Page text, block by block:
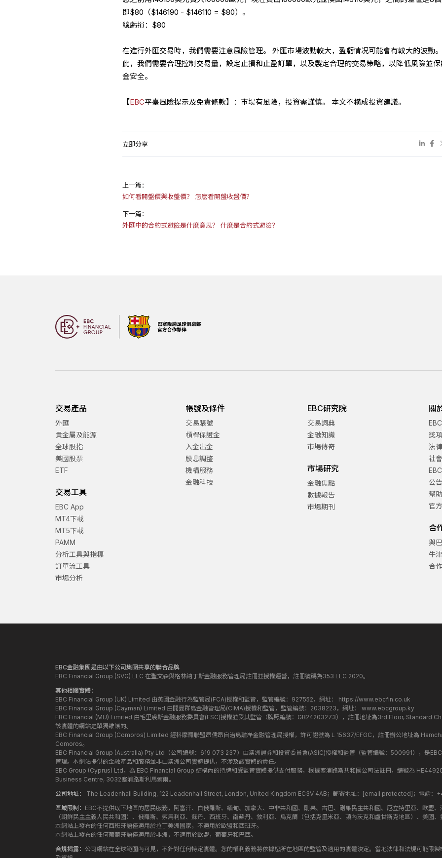
即$80（$146190 - $146110 = $80）。
總虧損：$80
在進行外匯交易時，我們需要注意風險管理。 外匯市場波動較大，盈虧情况可能會有較大的波動
此，我們需要合理控制交易量，設定止損和止盈訂單，以及製定合理的交易策略，以降低風險並
金安全。
【EBC平臺風險提示及免責條款】：市場有風險，投資需謹慎。 本文不構成投資建議。
立即分享
上一篇：
如何看開盤價與收盤價？ 怎麼看開盤收盤價？
下一篇：
外匯中的合約式避險是什麼意思？ 什麼是合約式避險？
交易產品
外匯
貴金屬及能源
全球股指
美國股票
ETF
交易工具
EBC App
MT4下載
MT5下載
PAMM
分析工具與指標
訂單流工具
市場分析
帳號及條件
交易賬號
槓桿保證金
入金出金
股息調整
機構服務
金融科技
EBC研究院
交易詞典
金融知識
市場傳奇
市場研究
金融焦點
數據報告
市場期刊
關
獎
法
社
公
幫
官
合
與
牛
合
EBC金融集團是由以下公司集團共享的聯合品牌
EBC Financial Group (SVG) LLC 在聖文森與格林納丁斯金融服務管理局註冊並授權運營，註冊號碼為353 LLC 2020。
其他相關實體：
EBC Financial Group (UK) Limited 由英國金融行為監管局(FCA)授權和監管，監管編號：927552，網址： https://www.ebcfin.co.uk
EBC Financial Group (Cayman) Limited 由開曼群島金融管理局(CIMA)授權和監管，監管編號：2038223，網址： www.ebcgroup.ky
EBC Financial (MU) Limited 由毛里裘斯金融服務委員會(FSC)授權並受其監管（牌照編號：GB24203273），註冊地址為3rd Floor, Standard
該實體的網站是單獨維護的。
EBC Financial Group (Comoros) Limited 經科摩羅聯盟昂儒昂自治島離岸金融管理局授權，許可證號為 L 15637/EFGC，註冊辦公地址為
Comoros。
EBC Financial Group (Australia) Pty Ltd（公司編號：619 073 237）由澳洲證券和投資委員會(ASIC)授權和監管（監管編號：500991），是
管理。本網站提供的金融產品和服務並非由澳洲公司實體提供，不涉及該實體的責任。
EBC Group (Cyprus) Ltd，為 EBC Financial Group 結構內的持牌和受監管實體提供支付服務，根據塞浦路斯共和國公司法註冊，編號為
Business Centre, 3032塞浦路斯利馬索爾。
公司地址： The Leadenhall Building, 122 Leadenhall Street, London, United Kingdom EC3V 4AB；郵寄地址： [email protected] ；電話：
區域限制： EBC不提供以下地區的居民服務，阿富汗、白俄羅斯、緬甸、加拿大、中非共和國、剛果、古巴、剛果民主共和國、厄立特里亞、歐盟
（朝鮮民主主義人民共和國）、俄羅斯、索馬利亞、蘇丹、西班牙、南蘇丹、敘利亞、烏克蘭（包括克里米亞、頓內茨克和盧甘斯克地區）、美國
本網站上發布的任何西班牙語僅適用於拉丁美洲國家，不適用於歐盟和西班牙。
本網站上發布的任何葡萄牙語僅適用於非洲，不適用於歐盟，葡萄牙和巴西。
合規揭露： 公司網站在全球範圍內可見，不針對任何特定實體。您的權利義務將依據您所在地區的監管及適用的實體決定。當地法律和法規可能限